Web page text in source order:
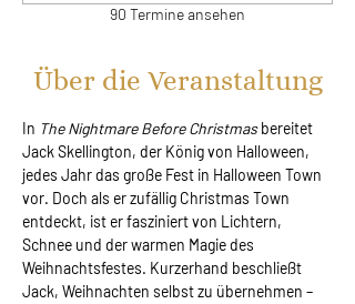
90 Termine ansehen
Über die Veranstaltung
In The Nightmare Before Christmas bereitet
Jack Skellington, der König von Halloween,
jedes Jahr das große Fest in Halloween Town
vor. Doch als er zufällig Christmas Town
entdeckt, ist er fasziniert von Lichtern,
Schnee und der warmen Magie des
Weihnachtsfestes. Kurzerhand beschließt
Jack, Weihnachten selbst zu übernehmen –